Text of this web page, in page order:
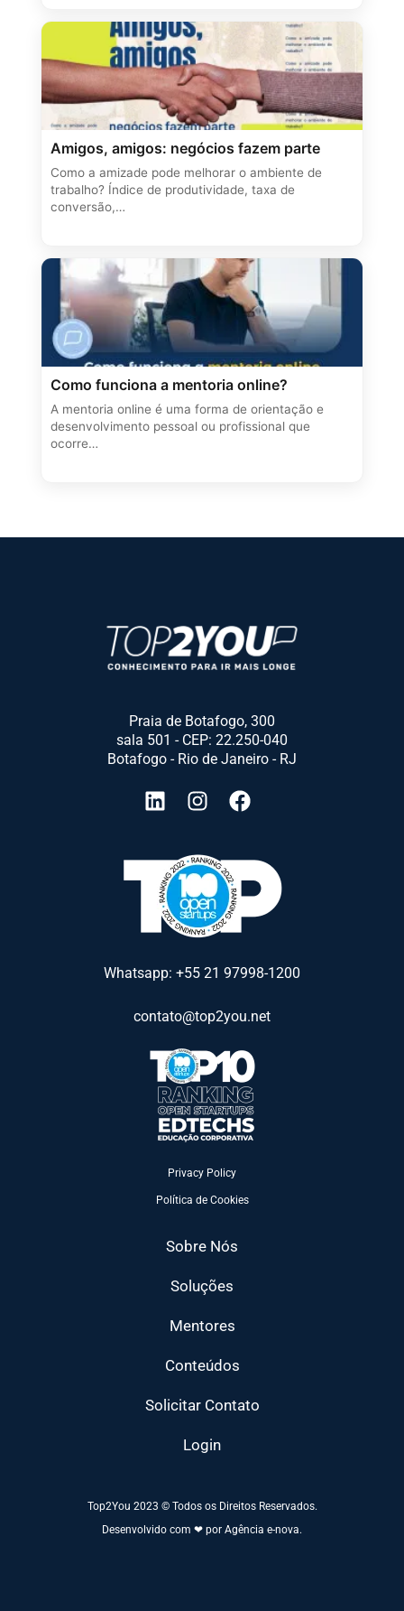
Amigos, amigos: negócios fazem parte
Como a amizade pode melhorar o ambiente de
trabalho? Índice de produtividade, taxa de
conversão,…
Como funciona a mentoria online?
A mentoria online é uma forma de orientação e
desenvolvimento pessoal ou profissional que
ocorre…
Praia de Botafogo, 300
sala 501 - CEP: 22.250-040
Botafogo - Rio de Janeiro - RJ
Whatsapp: +55 21 97998-1200
contato@top2you.net
Privacy Policy
Política de Cookies
Sobre Nós
Soluções
Mentores
Conteúdos
Solicitar Contato
Login
Top2You 2023 © Todos os Direitos Reservados.
Desenvolvido com ❤ por Agência e-nova.